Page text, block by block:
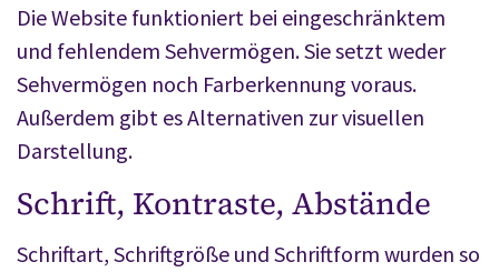
Die Website funktioniert bei eingeschränktem
und fehlendem Sehvermögen. Sie setzt weder
Sehvermögen noch Farberkennung voraus.
Außerdem gibt es Alternativen zur visuellen
Darstellung.
Schrift, Kontraste, Abstände
Schriftart, Schriftgröße und Schriftform wurden so